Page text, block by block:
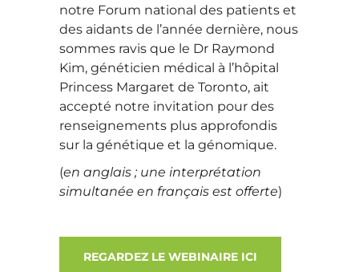
notre Forum national des patients et
des aidants de l’année dernière, nous
sommes ravis que le Dr Raymond
Kim, généticien médical à l’hôpital
Princess Margaret de Toronto, ait
accepté notre invitation pour des
renseignements plus approfondis
sur la génétique et la génomique.
(en anglais ; une interprétation
simultanée en français est offerte)
REGARDEZ LE WEBINAIRE ICI